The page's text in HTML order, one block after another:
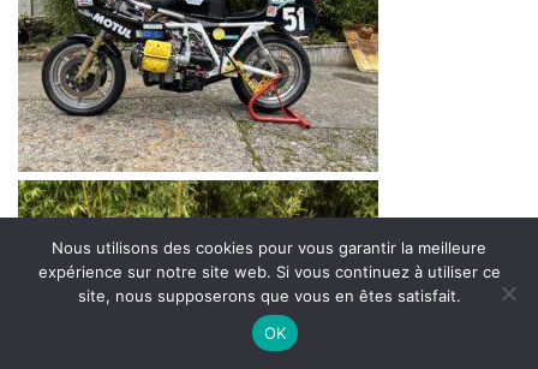
Nous utilisons des cookies pour vous garantir la meilleure
expérience sur notre site web. Si vous continuez à utiliser ce
site, nous supposerons que vous en êtes satisfait.
OK